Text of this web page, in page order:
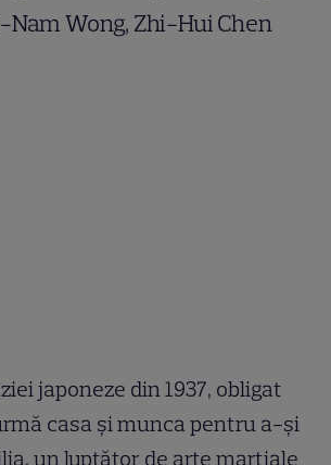
Nam Wong, Zhi-Hui Chen
japoneze din 1937, obligat
casa şi munca pentru a-şi
un luptător de arte marţiale